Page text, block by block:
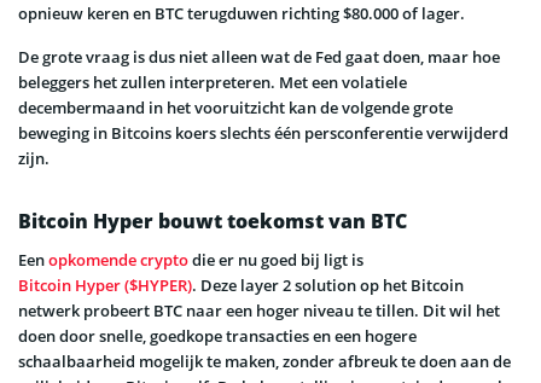
opnieuw keren en BTC terugduwen richting $80.000 of lager.
De grote vraag is dus niet alleen wat de Fed gaat doen, maar hoe
beleggers het zullen interpreteren. Met een volatiele
decembermaand in het vooruitzicht kan de volgende grote
beweging in Bitcoins koers slechts één persconferentie verwijderd
zijn.
Bitcoin Hyper bouwt toekomst van BTC
Eenopkomende cryptodie er nu goed bij ligt is
Bitcoin Hyper ($HYPER). Deze layer 2 solution op het Bitcoin
netwerk probeert BTC naar een hoger niveau te tillen. Dit wil het
doen door snelle, goedkope transacties en een hogere
schaalbaarheid mogelijk te maken, zonder afbreuk te doen aan de